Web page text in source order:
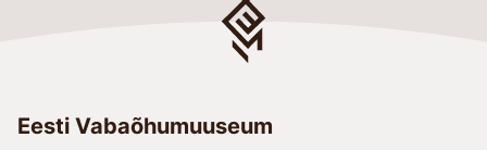
Eesti Vabaõhumuuseum